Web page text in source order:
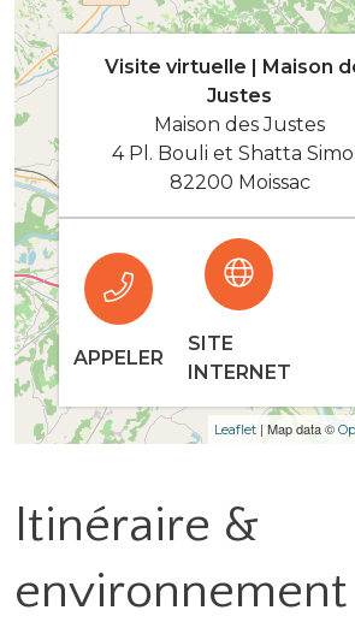
Leaflet | Map data ©
Visite virtuelle | Maison
Justes
Maison des Justes
4 Pl. Bouli et Shatta
82200 Moissac
APPELER
SITE
INTERNET
Itinéraire &
environnement